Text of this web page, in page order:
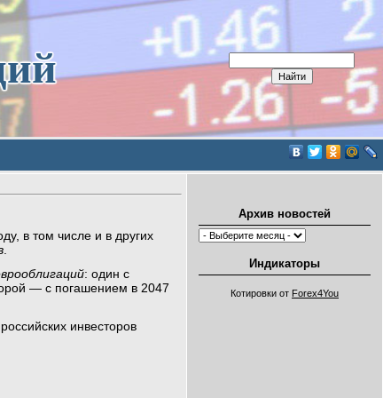
в том числе и в других
.
: один с
— с погашением в 2047
инвесторов
Архив новостей
Индикаторы
Котировки от Forex4You